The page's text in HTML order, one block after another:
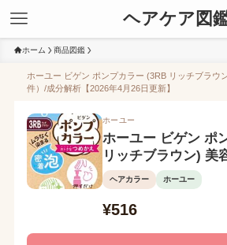
ヘアケア図
ホーム 商品図鑑
ホーユー ビゲン ポンプカラー (3RB リッチブラウ
件）/成分解析【2026年4月26日更新】
ホーユー
ホーユー ビゲン ポ
リッチブラウン) 美
ヘアカラー ホーユー
¥516